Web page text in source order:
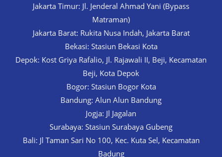
Jakarta Timur: Jl. Jenderal Ahmad Yani (Bypass
Matraman)
Jakarta Barat: Rukita Nusa Indah, Jakarta Barat
Bekasi: Stasiun Bekasi Kota
Depok: Kost Griya Rafalio, Jl. Rajawali II, Beji, Kecamatan
Beji, Kota Depok
Bogor: Stasiun Bogor Kota
Bandung: Alun Alun Bandung
Jogja: Jl Jagalan
Surabaya: Stasiun Surabaya Gubeng
Bali: Jl Taman Sari No 100, Kec. Kuta Sel, Kecamatan
Badung